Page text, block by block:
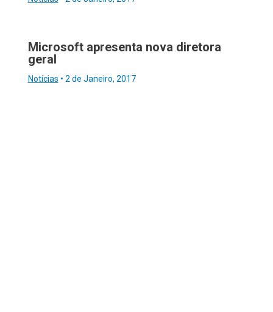
Microsoft apresenta nova diretora
geral
Notícias • 2 de Janeiro, 2017